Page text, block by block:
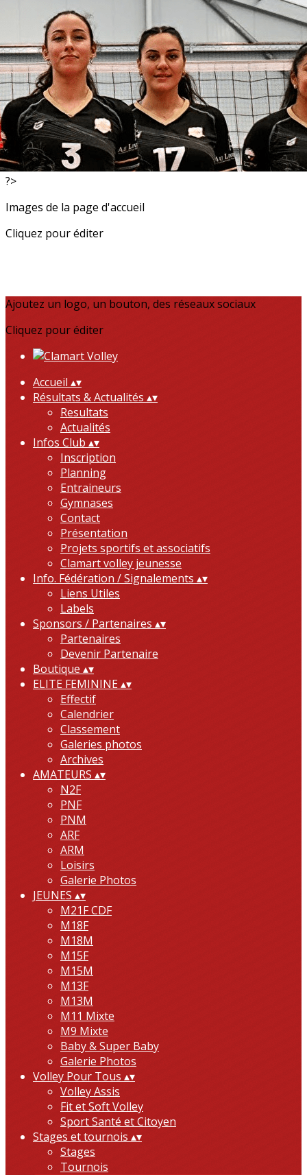
Exporter les lignes sélectionnées
Exporter toutes les colonnes
Exporter uniquement les colonnes affichées
Menu
<
Resultats
Actualités
?>
Images de la page d'accueil
Cliquez pour éditer
Ajoutez un logo, un bouton, des réseaux sociaux
Cliquez pour éditer
Accueil ▴▾
Résultats & Actualités ▴▾
Resultats
Actualités
Infos Club ▴▾
Inscription
Planning
Entraineurs
Gymnases
Contact
Présentation
Projets sportifs et associatifs
Clamart volley jeunesse
Info. Fédération / Signalements ▴▾
Liens Utiles
Labels
Sponsors / Partenaires ▴▾
Partenaires
Devenir Partenaire
Boutique ▴▾
ELITE FEMININE▴▾
Effectif
Calendrier
Classement
Galeries photos
Archives
AMATEURS ▴▾
N2F
PNF
PNM
ARF
ARM
Loisirs
Galerie Photos
JEUNES ▴▾
M21F CDF
M18F
M18M
M15F
M15M
M13F
M13M
M11 Mixte
M9 Mixte
Baby & Super Baby
Galerie Photos
Volley Pour Tous ▴▾
Volley Assis
Fit et Soft Volley
Sport Santé et Citoyen
Stages et tournois ▴▾
Stages
Tournois